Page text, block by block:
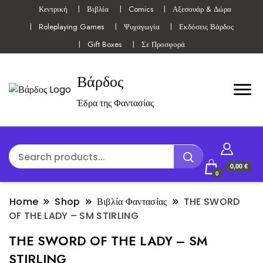
Κεντρική Βιβλία Comics
Αξεσουάρ & Δώρα
Roleplaying Games
Ψυχαγωγία
Εκδόσεις Βάρδος
Gift Boxes
Σε Προσφορά
Βάρδος
Έδρα της Φαντασίας
0
0,00 €
Home Shop Βιβλία Φαντασίας
THE SWORD
OF THE LADY – SM STIRLING
THE SWORD OF THE LADY – SM
STIRLING